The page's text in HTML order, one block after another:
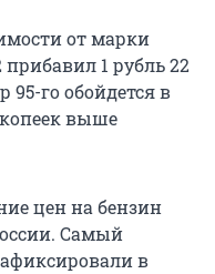
от марки
1 рубль 22
95-го обойдется в
копеек выше
цен на бензин
Самый
в